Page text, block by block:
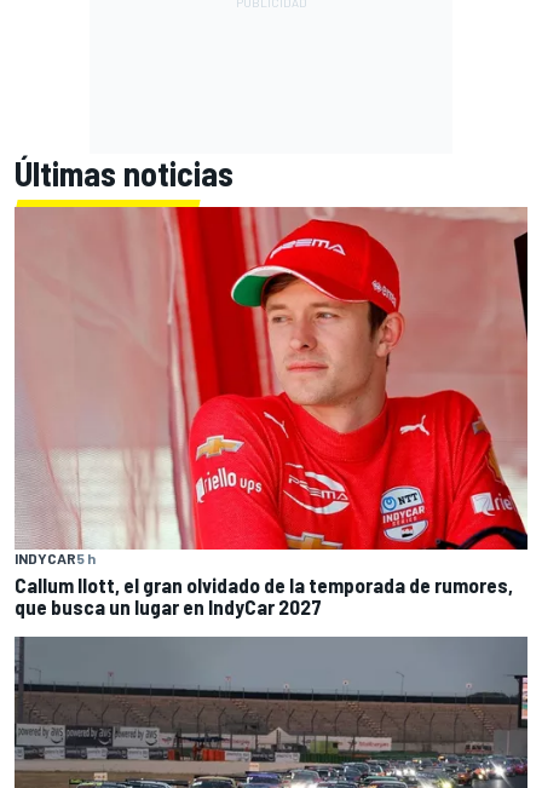
Últimas noticias
INDYCAR5 h
Callum Ilott, el gran olvidado de la temporada de rumores,
que busca un lugar en IndyCar 2027